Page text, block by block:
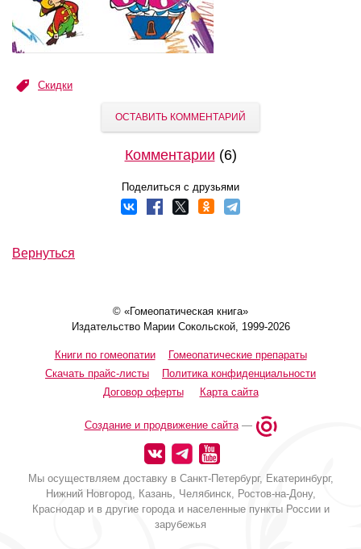
Скидки
ОСТАВИТЬ КОММЕНТАРИЙ
Комментарии (6)
Поделиться с друзьями
Вернуться
© «Гомеопатическая книга»
Издательство Марии Сокольской, 1999-2026
Книги по гомеопатии
Гомеопатические препараты
Скачать прайс-листы
Политика конфиденциальности
Договор оферты
Карта сайта
Создание и продвижение сайта—
Мы осуществляем доставку в Санкт-Петербург, Екатеринбург,
Нижний Новгород, Казань, Челябинск, Ростов-на-Дону,
Краснодар и в другие города и населенные пункты России и
зарубежья